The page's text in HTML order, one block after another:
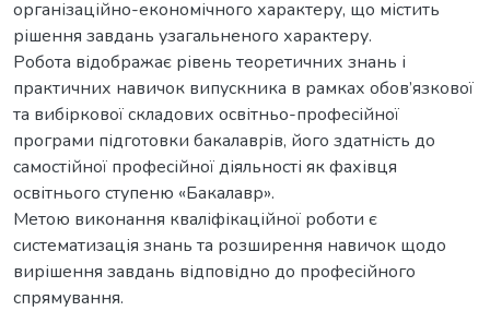
організаційно-економічного характеру, що містить
рішення завдань узагальненого характеру.
Робота відображає рівень теоретичних знань і
практичних навичок випускника в рамках обов’язкової
та вибіркової складових освітньо-професійної
програми підготовки бакалаврів, його здатність до
самостійної професійної діяльності як фахівця
освітнього ступеню «Бакалавр».
Метою виконання кваліфікаційної роботи є
систематизація знань та розширення навичок щодо
вирішення завдань відповідно до професійного
спрямування.